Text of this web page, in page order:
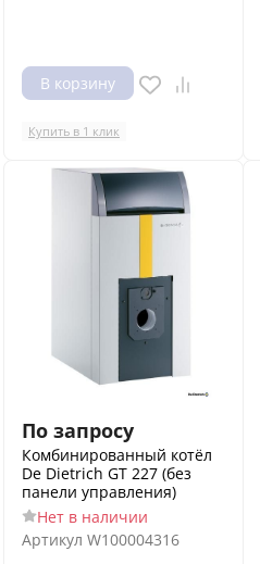
В корзину
Купить в 1 клик
По запросу
Комбинированный котёл
De Dietrich GT 227 (без
панели управления)
Нет в наличии
Артикул W100004316